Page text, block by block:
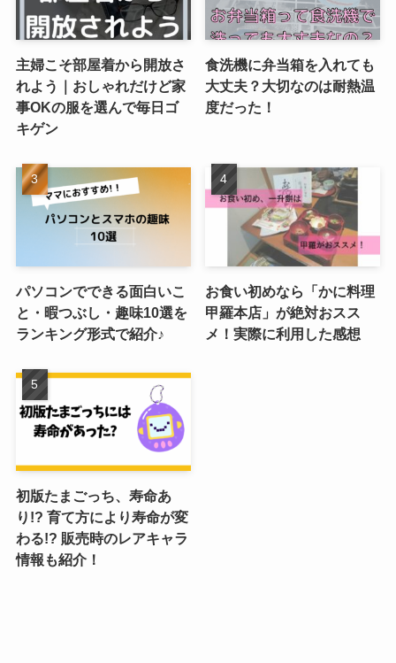
主婦こそ部屋着から開放さ
れよう｜おしゃれだけど家
事OKの服を選んで毎日ゴ
キゲン
食洗機に弁当箱を入れても
大丈夫？大切なのは耐熱温
度だった！
パソコンでできる面白いこ
と・暇つぶし・趣味10選を
ランキング形式で紹介♪
お食い初めなら「かに料理
甲羅本店」が絶対おスス
メ！実際に利用した感想
初版たまごっち、寿命あ
り!? 育て方により寿命が変
わる!? 販売時のレアキャラ
情報も紹介！